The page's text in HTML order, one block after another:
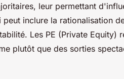
leur permettant
inclure la rationalisation
Les PE (Private Equity)
plutôt que des sorties